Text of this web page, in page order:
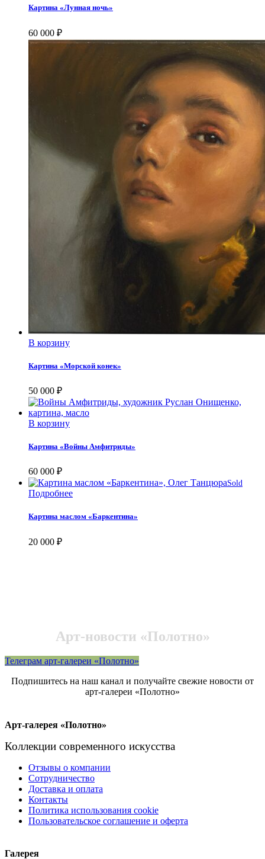
Картина «Лунная ночь»
60 000 ₽
В корзину
Картина «Морской конек»
50 000 ₽
В корзину
Картина «Войны Амфитриды»
60 000 ₽
Sold
Подробнее
Картина маслом «Баркентина»
20 000 ₽
Арт-новости «Полотно»
Телеграм арт-галереи «Полотно»
Подпишитесь на наш канал и получайте свежие новости от
арт-галереи «Полотно»
Арт-галерея «Полотно»
Коллекции современного искусства
Отзывы о компании
Сотрудничество
Доставка и оплата
Контакты
Политика использования cookie
Пользовательское соглашение и оферта
Галерея